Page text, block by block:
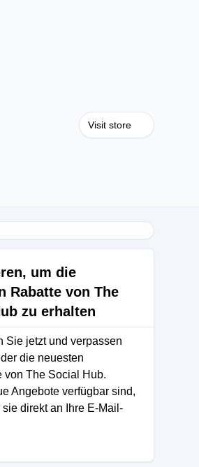
Visit store
um die
Rabatte von The
zu erhalten
Sie jetzt und verpassen
die neuesten
von The Social Hub.
Angebote verfügbar sind,
direkt an Ihre E-Mail-